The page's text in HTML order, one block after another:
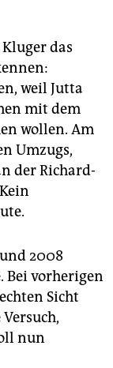
das
weil Jutta
mit dem
wollen. Am
Umzugs,
der Richard-
2008
Bei vorherigen
Sicht
nun